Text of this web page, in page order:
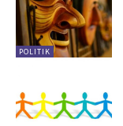
POLITIK